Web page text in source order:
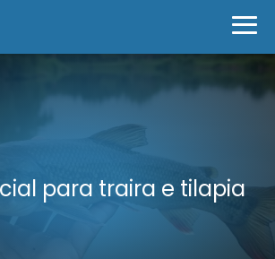
para traira e tilapia